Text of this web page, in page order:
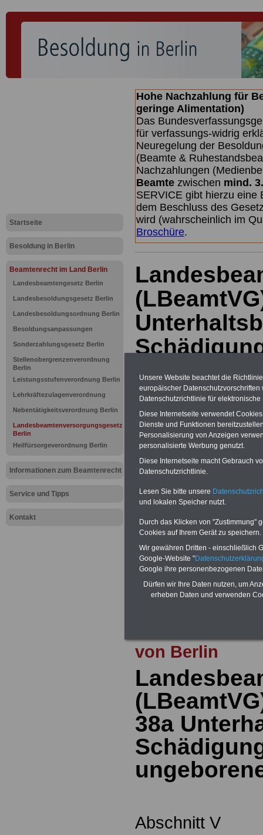
Startseite
Besoldung in Berlin
Beamtenrecht im Land Berlin
Landesbeamtengesetz Berlin
Landesbesoldungsgesetz Berlin
Landesbesoldungsordnung Berlin
Besoldungsanpassungen
Sonderzahlungsgesetz Berlin
Stellenobergrenzenverordnung
Berlin
Leistungsstufenverordnung Berlin
Lehrkräftezulagenverordnung
Nebentätigkeitsverordnung Berlin
Landesbeamtenversorgungsgesetz
Berlin
Heilfürsorgeverordnung Berlin
Informationen zum Beamtenrecht
Service und Tipps
Kontakt
Hohe Nachzahlung für
geringe Alimentation)
Das
für verfassungs-widrig
Neuregelung der
(Beamte &
Nachzahlungen
Beamte zwischen mind.
SERVICE gibt hierzu eine
dem Beschluss des
wird (wahrscheinlich im
Broschüre.
BEHÖRDEN-ABOmit drei
25,00 Euro: Wissenswertes für
und Beamte, Beamten-
(Bund/Länder) sowie Beihilferecht in
Ländern. Alle drei Ratgeber sind
gegliedert und erläutern auch komp-
Sachverhalte verständlich (auch für
terinnen und Mitarbeiter des
Dienstes imLand
bestellen
ACHTUNG Neue Broschüre zum
Beamtinnen & Beamte in Bund und
durch die Neuregelung der
Alimentation
>>>zur
von Berlin
38a
Abschnitt V
Unsere Website beachtet die
europäischer
Datenschutzrichtlinie für
Diese Internetseite verwendet
Dienste und Funktionen
Personalisierung von Anzeigen
personalisierte Werbung genutzt.
Diese Internetseite macht Gebrauch
Datenschutzrichtlinie.
Lesen Sie bitte unsere
und lokalen Speicher nutzt.
Durch das Klicken von "Zustimmung"
Cookies auf Ihrem Gerät zu speichern.
Wir gewähren Dritten - einschließlich
Google-Website "
Google ihre personenbezogenen
Dürfen wir Ihre Daten nutzen, um
erheben Daten und verwenden